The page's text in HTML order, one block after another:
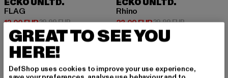
ECKO UNLTD.
FLAG
12,00 EUR
Derzeitiger Preis: 12,00 EUR
29,99 EURAktionspreis: 29,99 EUR
ECKO UNLTD.
Rhino
23,09 EUR
Derzeitiger Preis: 23,09 EUR
29,99 EURAktionspreis:
GREAT TO SEE YOU
HERE!
DefShop uses cookies to improve your use experience,